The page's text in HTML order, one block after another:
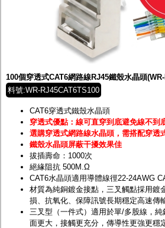
100個穿透式CAT6網路線RJ45鐵殼水晶頭
料號:WR-RJ45CAT6TS100
CAT6穿透式鐵殼水晶頭
穿透式優點：線可直穿到底避免線不到
選購穿透式網路線水晶頭，需搭配穿透
鐵殼水晶頭屏蔽干擾效果佳
拔插壽命：1000次
絕緣阻抗 500M.Ω
CAT6水晶頭適用導體線徑22-24AWG
材質為純銅鍍金接點，三叉觸點採用鍍
損、抗氧化、保障訊號長期穩定高速傳
三叉型（一件式）適用於單/多股線，
面更大，接觸更充分，傳導性更強更穩